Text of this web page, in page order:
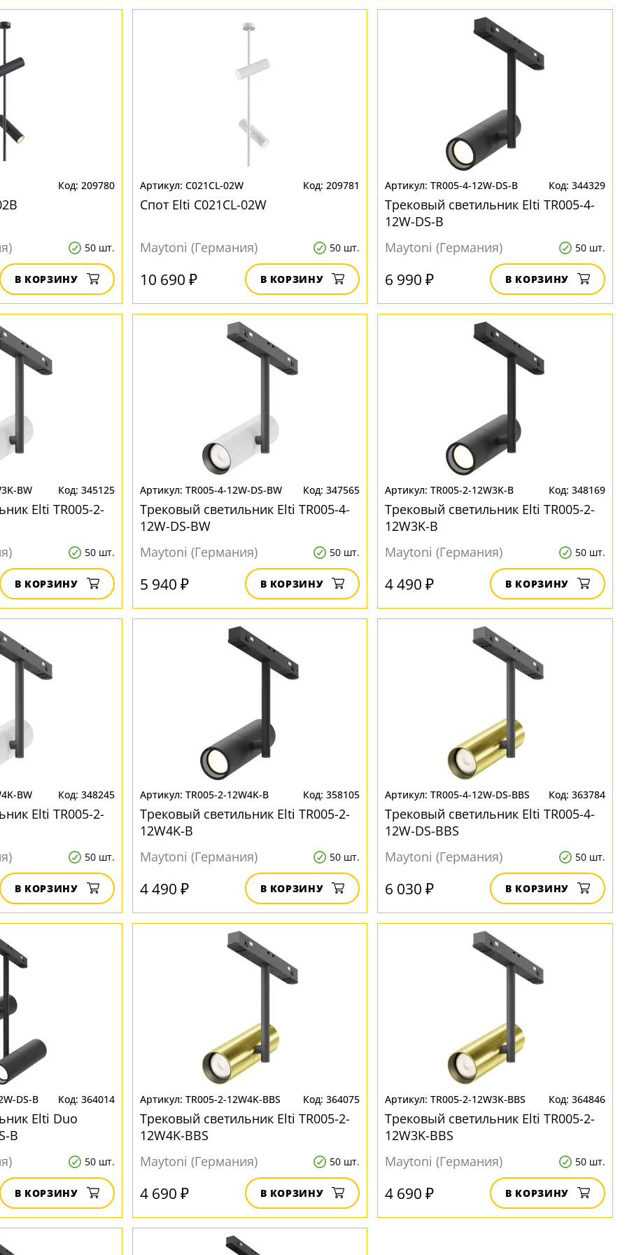
209780
50 шт.
В КОРЗИНУ
C021CL-02W 209781
Спот Elti C021CL-02W
Maytoni (Германия) 50 шт.
10 690 ₽ В КОРЗИНУ
TR005-4-12W-DS-B 344329
Трековый светильник Elti TR005-4-
12W-DS-B
Maytoni (Германия)
50 шт.
6 990 ₽ В КОРЗИНУ
BW 345125
Elti TR005-2-
50 шт.
В КОРЗИНУ
TR005-4-12W-DS-BW 347565
Трековый светильник Elti TR005-4-
12W-DS-BW
Maytoni (Германия)
50 шт.
5 940 ₽ В КОРЗИНУ
TR005-2-12W3K-B 348169
Трековый светильник Elti TR005-2-
12W3K-B
Maytoni (Германия)
50 шт.
4 490 ₽ В КОРЗИНУ
BW 348245
Elti TR005-2-
50 шт.
В КОРЗИНУ
TR005-2-12W4K-B 358105
Трековый светильник Elti TR005-2-
12W4K-B
Maytoni (Германия)
50 шт.
4 490 ₽ В КОРЗИНУ
TR005-4-12W-DS-BBS 363784
Трековый светильник Elti TR005-4-
12W-DS-BBS
Maytoni (Германия)
50 шт.
6 030 ₽ В КОРЗИНУ
DS-B 364014
Elti Duo
B
50 шт.
В КОРЗИНУ
TR005-2-12W4K-BBS 364075
Трековый светильник Elti TR005-2-
12W4K-BBS
Maytoni (Германия)
50 шт.
4 690 ₽ В КОРЗИНУ
TR005-2-12W3K-BBS 364846
Трековый светильник Elti TR005-2-
12W3K-BBS
Maytoni (Германия)
50 шт.
4 690 ₽ В КОРЗИНУ